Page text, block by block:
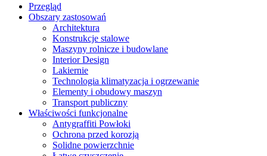
Przegląd
Obszary zastosowań
Architektura
Konstrukcje stalowe
Maszyny rolnicze i budowlane
Interior Design
Lakiernie
Technologia klimatyzacja i ogrzewanie
Elementy i obudowy maszyn
Transport publiczny
Właściwości funkcjonalne
Antygraffiti Powłoki
Ochrona przed korozją
Solidne powierzchnie